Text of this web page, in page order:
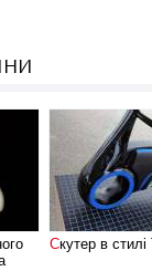
Скутер в